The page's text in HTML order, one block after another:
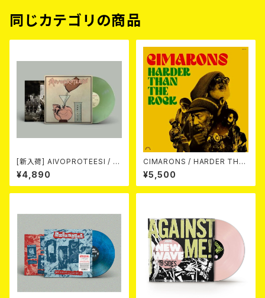
同じカテゴリの商品
[新入荷] AIVOPROTEESI / U
MPIKUJA (LP / LTD.100 DIE
-HARD COKE BOTTLE GRE
EN VINYL) (ITA / F.O.A.D.)
¥4,890
CIMARONS / HARDER THA
¥5,500